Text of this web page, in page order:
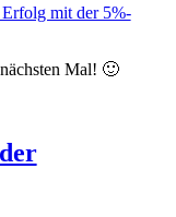
mit der 5%-
Mal! 🙂